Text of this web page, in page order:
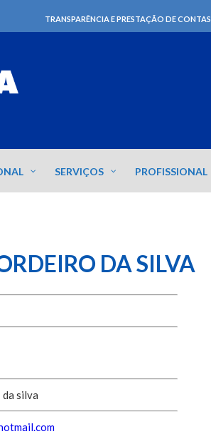
TRANSPARÊNCIA E PRESTAÇÃO DE CONTAS
SERVIÇOS PROFISSIONAL
DA SILVA
silva